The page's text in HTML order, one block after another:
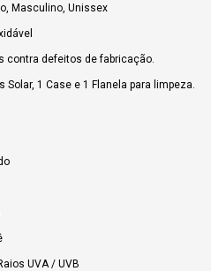
Masculino, Unissex
contra defeitos de fabricação.
Solar, 1 Case e 1 Flanela para limpeza.
UVA / UVB